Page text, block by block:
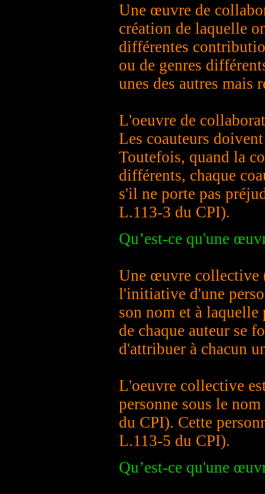
Une œuvre de
création de laquelle
différentes
ou de genres
unes des autres mais
L'oeuvre de
Les coauteurs
Toutefois, quand la
différents, chaque
s'il ne porte pas
L.113-3 du CPI).
Qu’est-ce qu'une
Une œuvre collective
l'initiative d'une
son nom et à
de chaque auteur se
d'attribuer à chacun
L'oeuvre collective
personne sous le
du CPI). Cette
L.113-5 du CPI).
Qu’est-ce qu'une